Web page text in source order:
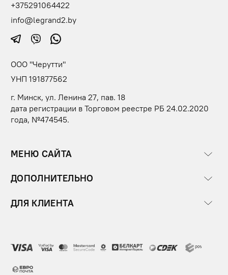
+375291064422
info@legrand2.by
ООО "Черутти"
УНП 191877562
г. Минск, ул. Ленина 27, пав. 18
дата регистрации в Торговом реестре РБ 24.02.2020
года, №474545.
МЕНЮ САЙТА
ДОПОЛНИТЕЛЬНО
ДЛЯ КЛИЕНТА